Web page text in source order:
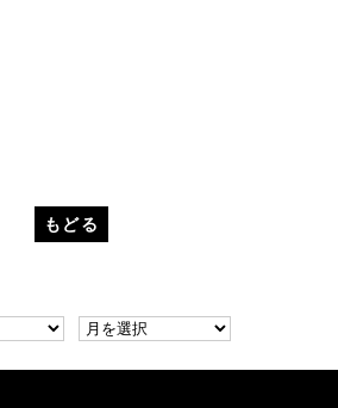
もどる